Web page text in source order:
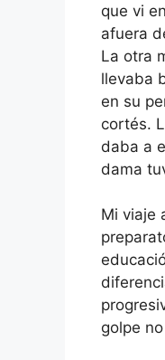
que vi
afuera
La otra
llevaba
en su
cortés.
daba a
dama
Mi viaje
golpe